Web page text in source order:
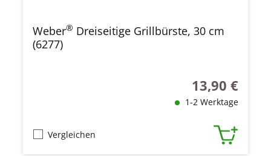
Weber® Dreiseitige Grillbürste, 30 cm
(6277)
Regulärer Preis:
13,90 €
1-2 Werktage
Vergleichen